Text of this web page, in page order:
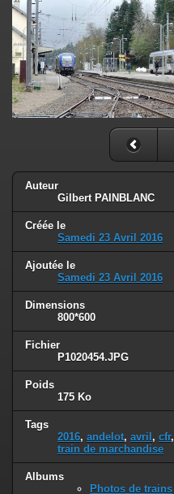
Auteur
Gilbert PAINBLANC
Créée le
Samedi 23 Avril 2016
Ajoutée le
Samedi 23 Avril 2016
Dimensions
800*600
Fichier
P1020454.JPG
Poids
175 Ko
Tags
2016, andelot, avril , cfr,
train de marchandise
Albums
Photos de trains